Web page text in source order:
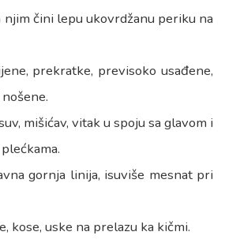
njim čini lepu ukovrdžanu periku na
prekratke, previsoko usađene,
mišićav, vitak u spoju sa glavom i
gornja linija, isuviše mesnat pri
kose, uske na prelazu ka kičmi.